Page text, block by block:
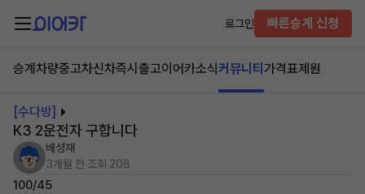
로그인 빠른승계 신청
승계차량중고차신차즉시출고이어카소식커뮤니티 가격표제원
[수다방]
K3 2운전자 구합니다
배성재
3개월 전 조회 208
100/45